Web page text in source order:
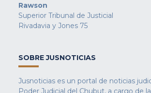
Rawson
Superior Tribunal de Justicial
Rivadavia y Jones 75
SOBRE JUSNOTICIAS
Jusnoticias es un portal de noticias
Poder Judicial del Chubut, a cargo de